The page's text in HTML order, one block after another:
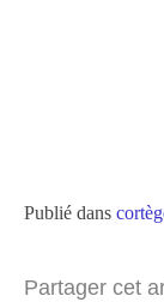
Publié dans
Partager cet